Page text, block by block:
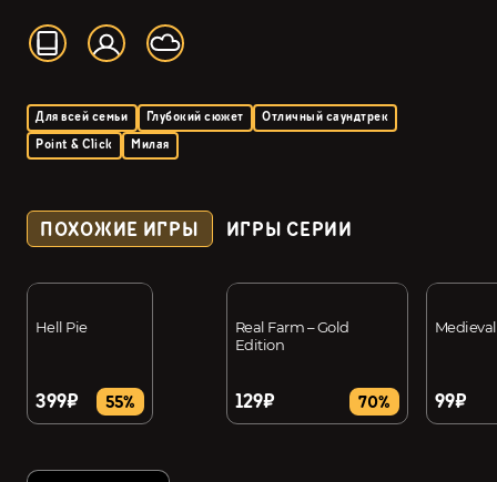
Для всей семьи Глубокий сюжет
Отличный саундтрек
Point & Click
Милая
ПОХОЖИЕ ИГРЫ ИГРЫ СЕРИИ
Hell Pie
399₽ 55%
Real Farm – Gold
Edition
129₽ 70% 99₽